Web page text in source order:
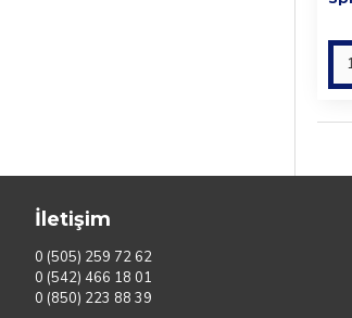
İletişim
0 (505) 259 72 62
0 (542) 466 18 01
0 (850) 223 88 39